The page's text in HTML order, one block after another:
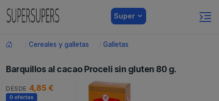
Super
Cereales y galletas Galletas
Barquillos al cacao Proceli sin gluten 80 g.
DESDE 4,85 €
0 ofertas